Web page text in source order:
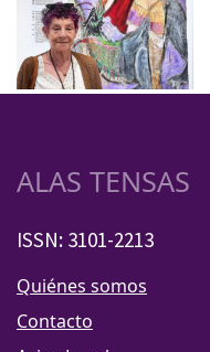
ALAS TENSAS
ISSN: 3101-2213
Quiénes somos
Contacto